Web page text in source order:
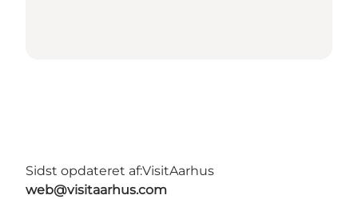
Sidst opdateret af:VisitAarhus
web@visitaarhus.com